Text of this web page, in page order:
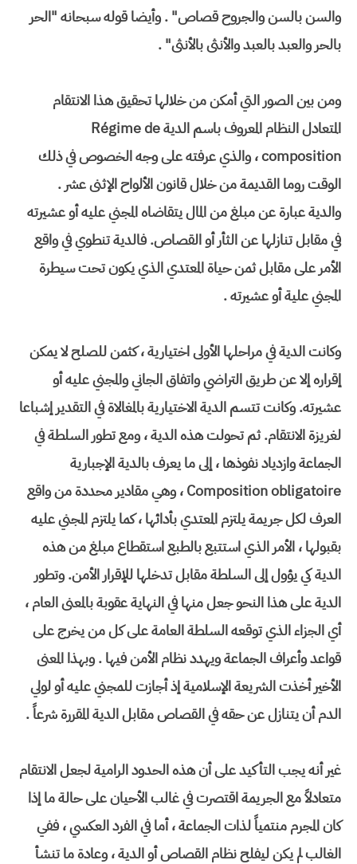
والسن بالسن والجروح قصاص" . وأيضا قوله سبحانه "الحر
بالحر والعبد بالعبد والأنثى بالأنثى" .
ومن بين الصور التي أمكن من خلالها تحقيق هذا الانتقام
المتعادل النظام المعروف باسم الدية Régime de
composition ، والذي عرفته على وجه الخصوص في ذلك
الوقت روما القديمة من خلال قانون الألواح الإثنى عشر .
والدية عبارة عن مبلغ من المال يتقاضاه المجني عليه أو عشيرته
في مقابل تنازلها عن الثأر أو القصاص. فالدية تنطوي في واقع
الأمر على مقابل ثمن حياة المعتدي الذي يكون تحت سيطرة
المجني علية أو عشيرته .
وكانت الدية في مراحلها الأولى اختيارية ، كثمن للصلح لا يمكن
إقراره إلا عن طريق التراضي واتفاق الجاني والمجني عليه أو
عشيرته. وكانت تتسم الدية الاختيارية بالمغالاة في التقدير إشباعا
لغريزة الانتقام. ثم تحولت هذه الدية ، ومع تطور السلطة في
الجماعة وازدياد نفوذها ، إلى ما يعرف بالدية الإجبارية
Composition obligatoire ، وهي مقادير محددة من واقع
العرف لكل جريمة يلتزم المعتدي بأدائها ، كما يلتزم المجني عليه
بقبولها ، الأمر الذي استتبع بالطبع استقطاع مبلغ من هذه
الدية كي يؤول إلى السلطة مقابل تدخلها للإقرار الأمن. وتطور
الدية على هذا النحو جعل منها في النهاية عقوبة بالمعنى العام ،
أي الجزاء الذي توقعه السلطة العامة على كل من يخرج على
قواعد وأعراف الجماعة ويهدد نظام الأمن فيها . وبهذا المعنى
الأخير أخذت الشريعة الإسلامية إذ أجازت للمجني عليه أو لولي
الدم أن يتنازل عن حقه في القصاص مقابل الدية المقررة شرعاً .
غير أنه يجب التأكيد على أن هذه الحدود الرامية لجعل الانتقام
متعادلاً مع الجريمة اقتصرت في غالب الأحيان على حالة ما إذا
كان المجرم منتمياً لذات الجماعة ، أما في الفرد العكسي ، ففي
الغالب لم يكن ليفلح نظام القصاص أو الدية ، وعادة ما تنشأ